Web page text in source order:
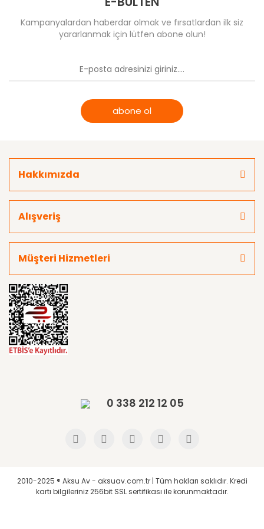
Kampanyalardan haberdar olmak ve fırsatlardan ilk siz
yararlanmak için lütfen abone olun!
abone ol
Hakkımızda
Alışveriş
Müşteri Hizmetleri
0 338 212 12 05
2010-2025 ® Aksu Av - aksuav.com.tr | Tüm hakları saklıdır. Kredi
kartı bilgileriniz 256bit SSL sertifikası ile korunmaktadır.